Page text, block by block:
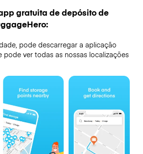
gratuita de depósito de
pode descarregar a aplicação
pode ver todas as nossas localizações